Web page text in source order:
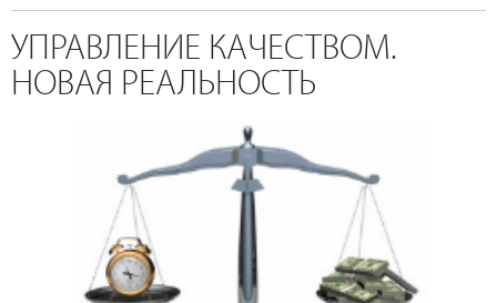
УПРАВЛЕНИЕ КАЧЕСТВОМ.
НОВАЯ РЕАЛЬНОСТЬ